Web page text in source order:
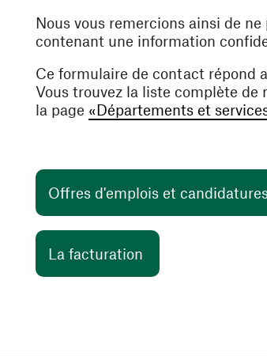
Nous vous remercions ainsi de
contenant une information
Ce formulaire de contact répond
Vous trouvez la liste complète de
la page «Départements et
Offres d'emplois et
La facturation